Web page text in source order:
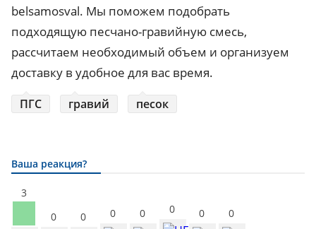
belsamosval. Мы поможем подобрать
подходящую песчано-гравийную смесь,
рассчитаем необходимый объем и организуем
доставку в удобное для вас время.
ПГС гравий песок
Ваша реакция?
3
0
0 0 0 0 0 0